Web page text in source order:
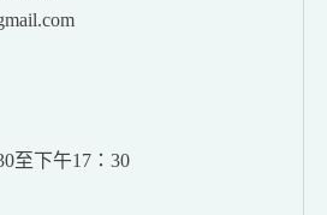
至下午17：30